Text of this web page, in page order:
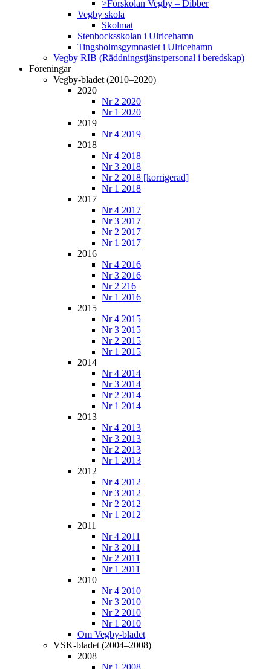
>Förskolan Vegby – Dibber
Vegby skola
Skolmat
Stenbocksskolan i Ulricehamn
Tingsholmsgymnasiet i Ulricehamn
Vegby RIB (Räddningstjänstpersonal i beredskap)
Föreningar
Vegby-bladet (2010–2020)
2020
Nr 2 2020
Nr 1 2020
2019
Nr 4 2019
2018
Nr 4 2018
Nr 3 2018
Nr 2 2018 [korrigerad]
Nr 1 2018
2017
Nr 4 2017
Nr 3 2017
Nr 2 2017
Nr 1 2017
2016
Nr 4 2016
Nr 3 2016
Nr 2 216
Nr 1 2016
2015
Nr 4 2015
Nr 3 2015
Nr 2 2015
Nr 1 2015
2014
Nr 4 2014
Nr 3 2014
Nr 2 2014
Nr 1 2014
2013
Nr 4 2013
Nr 3 2013
Nr 2 2013
Nr 1 2013
2012
Nr 4 2012
Nr 3 2012
Nr 2 2012
Nr 1 2012
2011
Nr 4 2011
Nr 3 2011
Nr 2 2011
Nr 1 2011
2010
Nr 4 2010
Nr 3 2010
Nr 2 2010
Nr 1 2010
Om Vegby-bladet
VSK-bladet (2004–2008)
2008
Nr 1 2008